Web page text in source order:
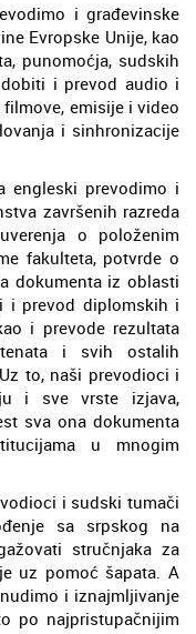
i građevinske
Evropske Unije, kao
punomoćja, sudskih
i prevod audio i
emisije i video
i sinhronizacije
engleski prevodimo i
završenih razreda
o položenim
fakulteta, potvrde o
dokumenta iz oblasti
i prevod diplomskih i
i prevode rezultata
i svih ostalih
to, naši prevodioci i
i sve vrste izjava,
sva ona dokumenta
u mnogim
i sudski tumači
sa srpskog na
stručnjaka za
uz pomoć šapata. A
i iznajmljivanje
po najpristupačnijim